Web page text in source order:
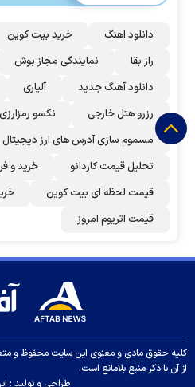
دانلود اهنگ خرید بیت کوین
راز بقا
نمایندگی مجاز بوش
دانلود آهنگ جدید
آلپاری
رزرو هتل خارجی
نکسو
مسموم سازی آدرس های ارز دیجیتال
تحلیل قیمت کاردانو
خرید و
قیمت لحظه ای بیت کوین
قیمت اتریوم امروز
کلیه حقوق مادی و معنوی این سایت محفوظ و
از آن با ذکر منبع بلامانع است.
طراحی و تولید :